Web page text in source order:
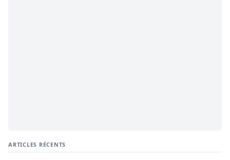
ARTICLES RÉCENTS